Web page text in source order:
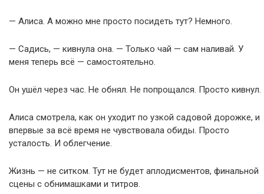
— Алиса. А можно мне просто посидеть тут? Немного.
— Садись, — кивнула она. — Только чай — сам наливай. У
меня теперь всё — самостоятельно.
Он ушёл через час. Не обнял. Не попрощался. Просто кивнул.
Алиса смотрела, как он уходит по узкой садовой дорожке, и
впервые за всё время не чувствовала обиды. Просто
усталость. И облегчение.
Жизнь — не ситком. Тут не будет аплодисментов, финальной
сцены с обнимашками и титров.